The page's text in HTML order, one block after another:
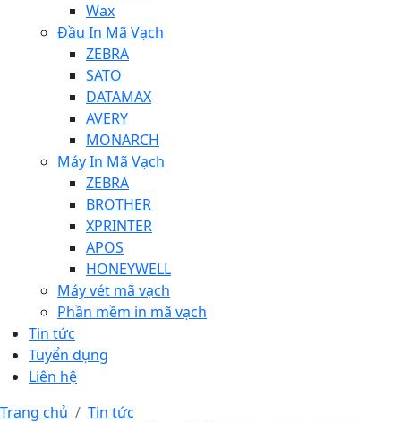
Wax
Đầu In Mã Vạch
ZEBRA
SATO
DATAMAX
AVERY
MONARCH
Máy In Mã Vạch
ZEBRA
BROTHER
XPRINTER
APOS
HONEYWELL
Máy vét mã vạch
Phần mềm in mã vạch
Tin tức
Tuyển dụng
Liên hệ
Trang chủ
Tin tức